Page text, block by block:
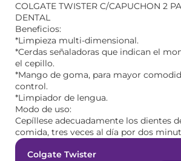
COLGATE TWISTER C/CAPUCHON 2
DENTAL
Beneficios:
*Limpieza multi-dimensional.
*Cerdas señaladoras que indican el
el cepillo.
*Mango de goma, para mayor
control.
*Limpiador de lengua.
Modo de uso:
Cepíllese adecuadamente los dientes
comida, tres veces al día por dos
Colgate Twister